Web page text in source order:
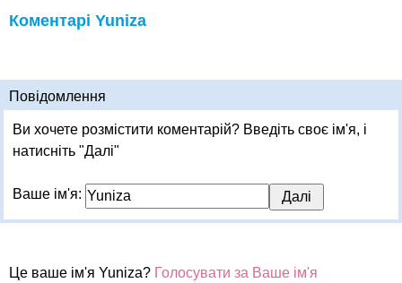
Коментарі Yuniza
Повідомлення
Ви хочете розмістити коментарій? Введіть своє ім'я, і
натисніть "Далі"
Ваше ім'я:
Це ваше ім'я Yuniza? Голосувати за Ваше ім'я